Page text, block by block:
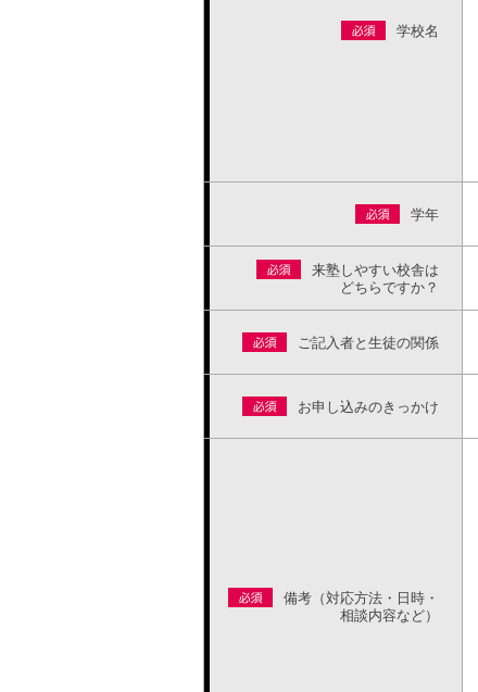
学校名
学年
来塾しやすい校舎は
どちらですか？
ご記入者と生徒の関係
お申し込みのきっかけ
備考（対応方法・日時・
相談内容など）